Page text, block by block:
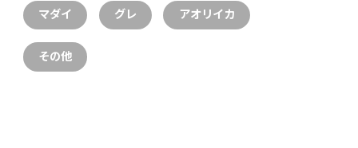
マダイ グレ アオリイカ
その他